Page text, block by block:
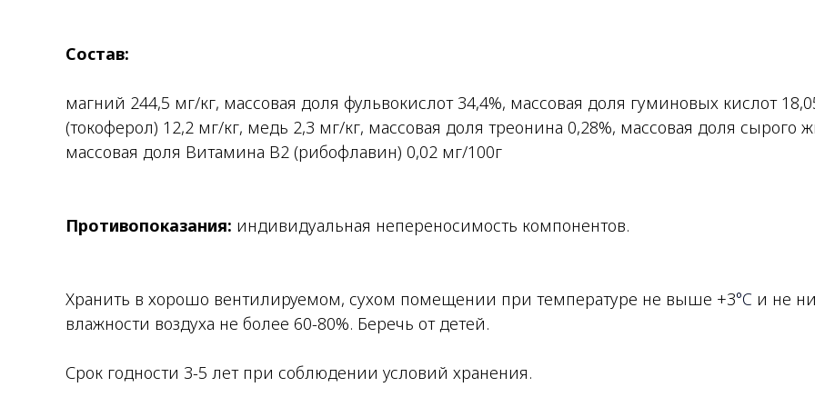
Состав:
магний 244,5 мг/кг, массовая доля фульвокислот 34,4%, массовая доля гуминовых кислот
(токоферол) 12,2 мг/кг, медь 2,3 мг/кг, массовая доля треонина 0,28%, массовая доля сырого
массовая доля Витамина В2 (рибофлавин) 0,02 мг/100г
Противопоказания: индивидуальная непереносимость компонентов.
Хранить в хорошо вентилируемом, сухом помещении при температуре не выше +3°C и не
влажности воздуха не более 60-80%. Беречь от детей.
Срок годности 3-5 лет при соблюдении условий хранения.